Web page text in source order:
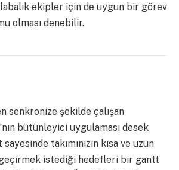
ekipler için de uygun bir görev
olması denebilir.
senkronize şekilde çalışan
bütünleyici uygulaması desek
takımınızın kısa ve uzun
istediği hedefleri bir gantt